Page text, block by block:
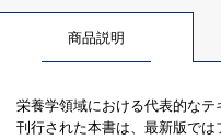
商品説明
栄養学領域における代表的な
刊行された本書は、最新版で